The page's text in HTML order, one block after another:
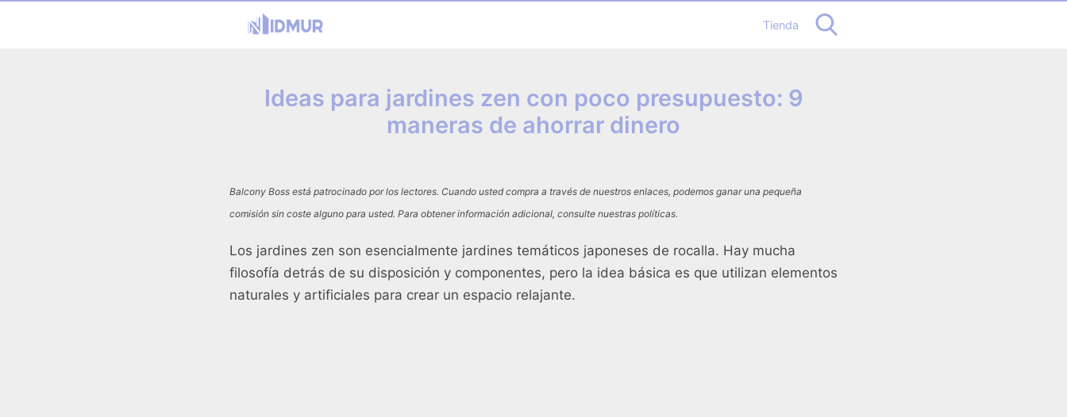
Tienda
Ideas para jardines zen con poco presupuesto: 9
maneras de ahorrar dinero
Balcony Boss está patrocinado por los lectores. Cuando usted compra a través de nuestros enlaces, podemos ganar una pequeña
comisión sin coste alguno para usted. Para obtener información adicional, consulte nuestras políticas.
Los jardines zen son esencialmente jardines temáticos japoneses de rocalla. Hay mucha
filosofía detrás de su disposición y componentes, pero la idea básica es que utilizan elementos
naturales y artificiales para crear un espacio relajante.